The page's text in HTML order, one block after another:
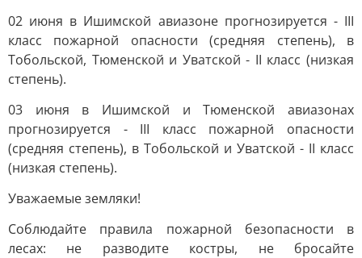
02 июня в Ишимской авиазоне прогнозируется - III
класс пожарной опасности (средняя степень), в
Тобольской, Тюменской и Уватской - II класс (низкая
степень).
03 июня в Ишимской и Тюменской авиазонах
прогнозируется - III класс пожарной опасности
(средняя степень), в Тобольской и Уватской - II класс
(низкая степень).
Уважаемые земляки!
Соблюдайте правила пожарной безопасности в
лесах: не разводите костры, не бросайте